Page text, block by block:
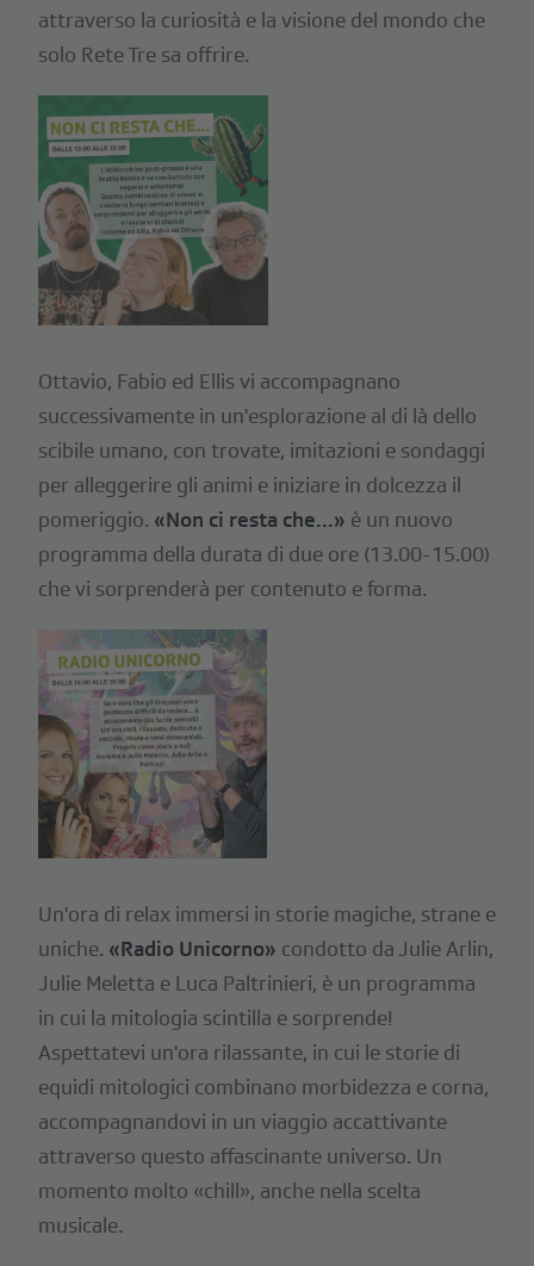
attraverso la curiosità e la visione del mondo che
solo Rete Tre sa offrire.
Ottavio, Fabio ed Ellis vi accompagnano
successivamente in un'esplorazione al di là dello
scibile umano, con trovate, imitazioni e sondaggi
per alleggerire gli animi e iniziare in dolcezza il
pomeriggio. «Non ci resta che...» è un nuovo
programma della durata di due ore (13.00-15.00)
che vi sorprenderà per contenuto e forma.
Un'ora di relax immersi in storie magiche, strane e
uniche. «Radio Unicorno» condotto da Julie Arlin,
Julie Meletta e Luca Paltrinieri, è un programma
in cui la mitologia scintilla e sorprende!
Aspettatevi un'ora rilassante, in cui le storie di
equidi mitologici combinano morbidezza e corna,
accompagnandovi in un viaggio accattivante
attraverso questo affascinante universo. Un
momento molto «chill», anche nella scelta
musicale.